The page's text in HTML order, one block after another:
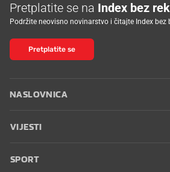
Pretplatite se na Index bez
Podržite neovisno novinarstvo i čitajte Index bez
Pretplatite se
NASLOVNICA
VIJESTI
SPORT